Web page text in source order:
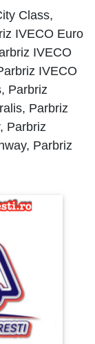
Class,
IVECO Euro
IVECO
IVECO
Parbriz
Parbriz
Parbriz
Parbriz